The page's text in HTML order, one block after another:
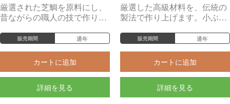
厳選された芝鯛を原料にし、
昔ながらの職人の技で作り上
販売期間 通年
カートに追加
詳細を見る
厳選した高級材料を、伝統の
製法で作り上げます。小ぶり
販売期間 通年
カートに追加
詳細を見る